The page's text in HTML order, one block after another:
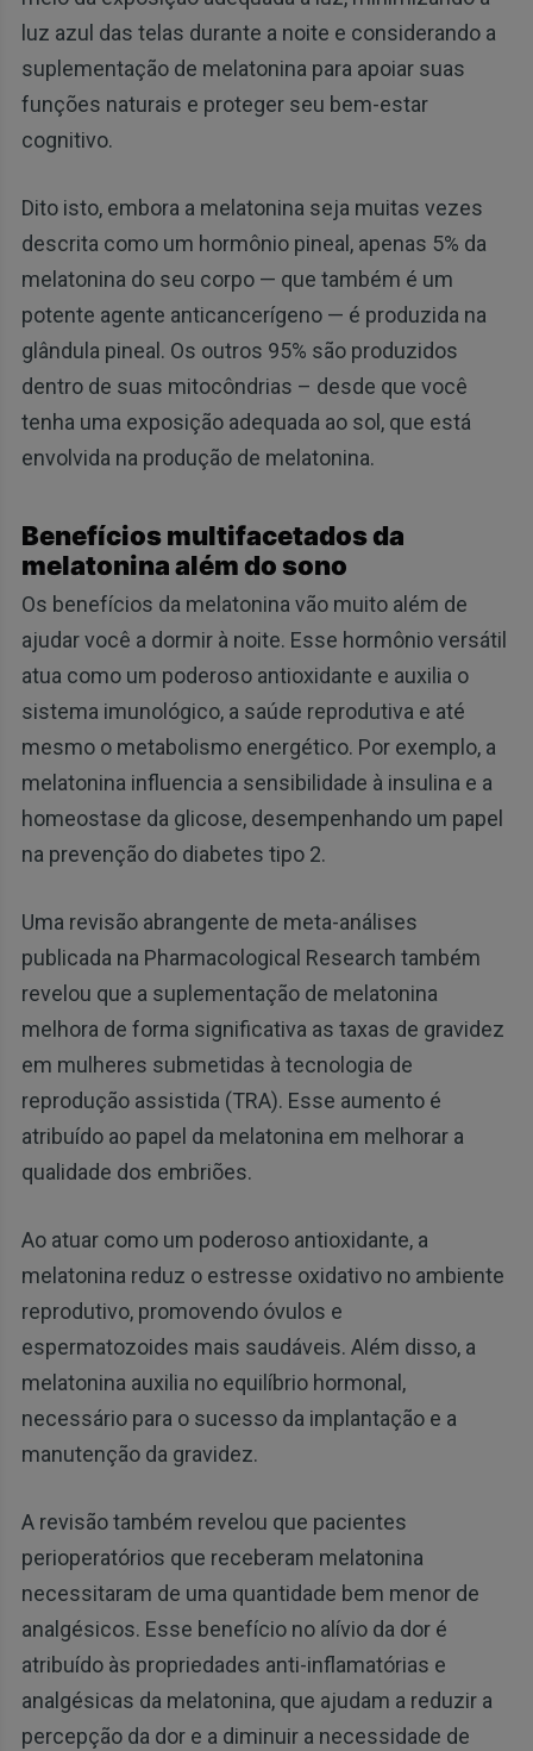
luz azul das telas durante a noite e considerando a
suplementação de melatonina para apoiar suas
funções naturais e proteger seu bem-estar
cognitivo.
Dito isto, embora a melatonina seja muitas vezes
descrita como um hormônio pineal, apenas 5% da
melatonina do seu corpo — que também é um
potente agente anticancerígeno — é produzida na
glândula pineal. Os outros 95% são produzidos
dentro de suas mitocôndrias – desde que você
tenha uma exposição adequada ao sol, que está
envolvida na produção de melatonina.
Benefícios multifacetados da
melatonina além do sono
Os benefícios da melatonina vão muito além de
ajudar você a dormir à noite. Esse hormônio versátil
atua como um poderoso antioxidante e auxilia o
sistema imunológico, a saúde reprodutiva e até
mesmo o metabolismo energético. Por exemplo, a
melatonina influencia a sensibilidade à insulina e a
homeostase da glicose, desempenhando um papel
na prevenção do diabetes tipo 2.
Uma revisão abrangente de meta-análises
publicada na Pharmacological Research também
revelou que a suplementação de melatonina
melhora de forma significativa as taxas de gravidez
em mulheres submetidas à tecnologia de
reprodução assistida (TRA). Esse aumento é
atribuído ao papel da melatonina em melhorar a
qualidade dos embriões.
Ao atuar como um poderoso antioxidante, a
melatonina reduz o estresse oxidativo no ambiente
reprodutivo, promovendo óvulos e
espermatozoides mais saudáveis. Além disso, a
melatonina auxilia no equilíbrio hormonal,
necessário para o sucesso da implantação e a
manutenção da gravidez.
A revisão também revelou que pacientes
perioperatórios que receberam melatonina
necessitaram de uma quantidade bem menor de
analgésicos. Esse benefício no alívio da dor é
atribuído às propriedades anti-inflamatórias e
analgésicas da melatonina, que ajudam a reduzir a
percepção da dor e a diminuir a necessidade de